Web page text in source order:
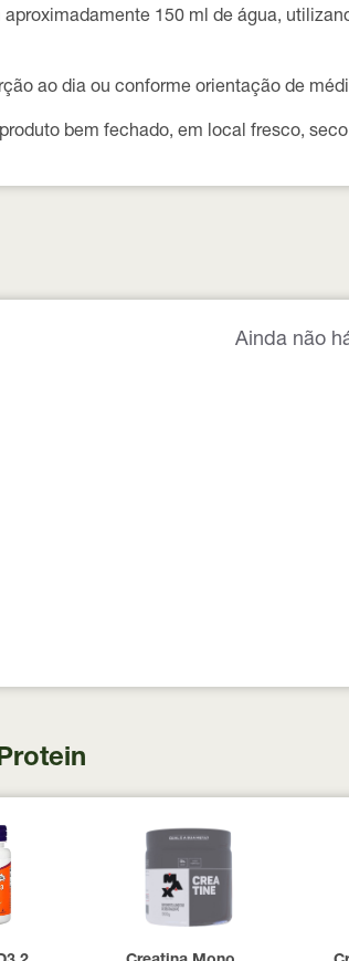
aproximadamente 150 ml de água,
ao dia ou conforme orientação de
bem fechado, em local fresco,
Ainda não